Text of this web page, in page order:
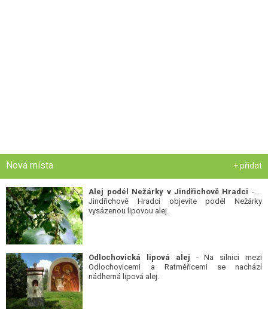
Nová místa + přidat
Alej podél Nežárky v Jindřichově Hradci - V
Jindřichově Hradci objevíte podél Nežárky
vysázenou lipovou alej.
Odlochovická lipová alej - Na silnici mezi
Odlochovicemi a Ratměřicemi se nachází
nádherná lipová alej.